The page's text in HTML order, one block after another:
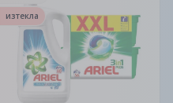
изтекла